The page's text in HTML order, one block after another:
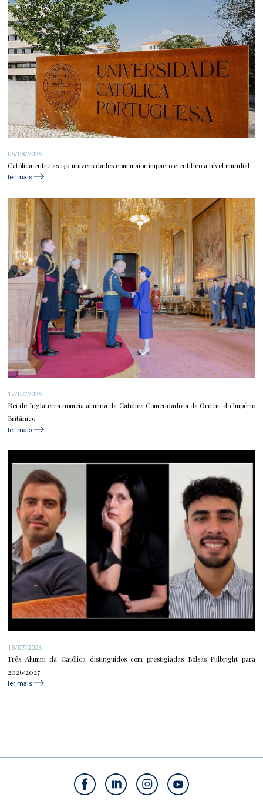
05/08/2026
Católica entre as 130 universidades com maior impacto científico a nível mundial
ler mais
17/07/2026
Rei de Inglaterra nomeia alumna da Católica Comendadora da Ordem do Império
Britânico
ler mais
13/07/2026
Três Alumni da Católica distinguidos com prestigiadas Bolsas Fulbright para
2026/2027
ler mais